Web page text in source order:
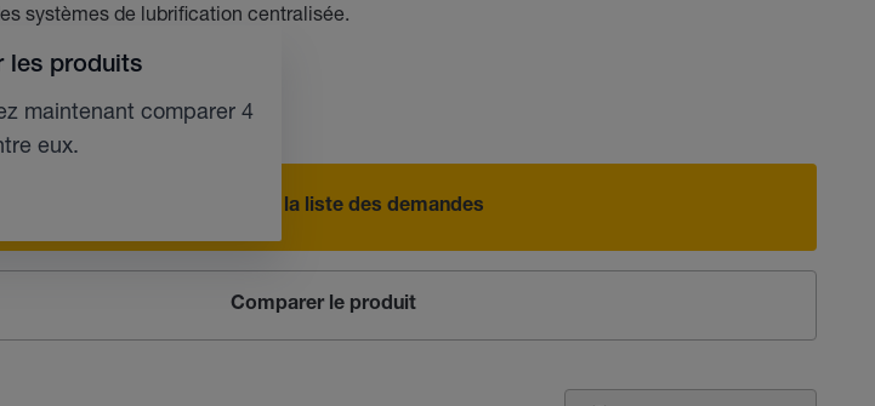
systèmes de lubrification centralisée.
Ajouter à la liste des demandes
Comparer le produit
les produits
maintenant comparer 4
eux.